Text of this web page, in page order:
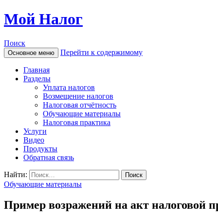
Мой Налог
Поиск
Основное меню Перейти к содержимому
Главная
Разделы
Уплата налогов
Возмещение налогов
Налоговая отчётность
Обучающие материалы
Налоговая практика
Услуги
Видео
Продукты
Обратная связь
Найти:
Обучающие материалы
Пример возражений на акт налоговой